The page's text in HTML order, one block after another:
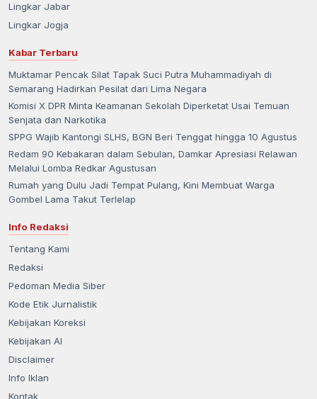
Lingkar Jabar
Lingkar Jogja
Kabar Terbaru
Muktamar Pencak Silat Tapak Suci Putra Muhammadiyah di
Semarang Hadirkan Pesilat dari Lima Negara
Komisi X DPR Minta Keamanan Sekolah Diperketat Usai Temuan
Senjata dan Narkotika
SPPG Wajib Kantongi SLHS, BGN Beri Tenggat hingga 10 Agustus
Redam 90 Kebakaran dalam Sebulan, Damkar Apresiasi Relawan
Melalui Lomba Redkar Agustusan
Rumah yang Dulu Jadi Tempat Pulang, Kini Membuat Warga
Gombel Lama Takut Terlelap
Info Redaksi
Tentang Kami
Redaksi
Pedoman Media Siber
Kode Etik Jurnalistik
Kebijakan Koreksi
Kebijakan AI
Disclaimer
Info Iklan
Kontak